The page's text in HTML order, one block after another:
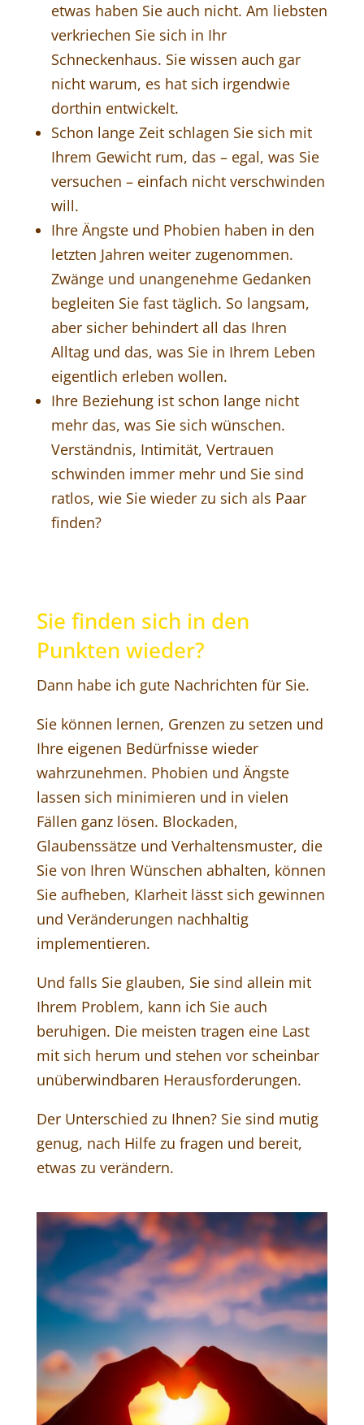
etwas haben Sie auch nicht. Am liebsten
verkriechen Sie sich in Ihr
Schneckenhaus. Sie wissen auch gar
nicht warum, es hat sich irgendwie
dorthin entwickelt.
Schon lange Zeit schlagen Sie sich mit
Ihrem Gewicht rum, das – egal, was Sie
versuchen – einfach nicht verschwinden
will.
Ihre Ängste und Phobien haben in den
letzten Jahren weiter zugenommen.
Zwänge und unangenehme Gedanken
begleiten Sie fast täglich. So langsam,
aber sicher behindert all das Ihren
Alltag und das, was Sie in Ihrem Leben
eigentlich erleben wollen.
Ihre Beziehung ist schon lange nicht
mehr das, was Sie sich wünschen.
Verständnis, Intimität, Vertrauen
schwinden immer mehr und Sie sind
ratlos, wie Sie wieder zu sich als Paar
finden?
Sie finden sich in den
Punkten wieder?
Dann habe ich gute Nachrichten für Sie.
Sie können lernen, Grenzen zu setzen und
Ihre eigenen Bedürfnisse wieder
wahrzunehmen. Phobien und Ängste
lassen sich minimieren und in vielen
Fällen ganz lösen. Blockaden,
Glaubenssätze und Verhaltensmuster, die
Sie von Ihren Wünschen abhalten, können
Sie aufheben, Klarheit lässt sich gewinnen
und Veränderungen nachhaltig
implementieren.
Und falls Sie glauben, Sie sind allein mit
Ihrem Problem, kann ich Sie auch
beruhigen. Die meisten tragen eine Last
mit sich herum und stehen vor scheinbar
unüberwindbaren Herausforderungen.
Der Unterschied zu Ihnen? Sie sind mutig
genug, nach Hilfe zu fragen und bereit,
etwas zu verändern.